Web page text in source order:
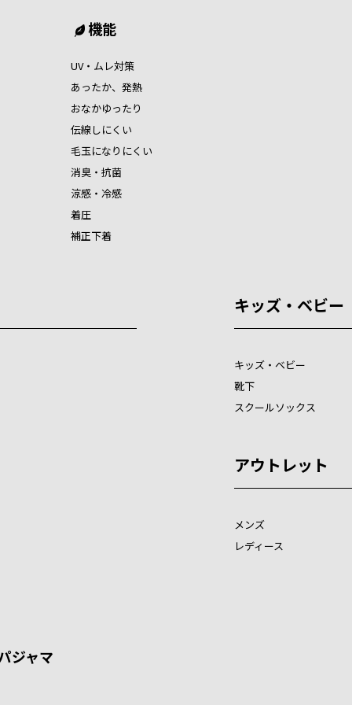
機能
UV・ムレ対策
あったか、発熱
おなかゆったり
伝線しにくい
毛玉になりにくい
消臭・抗菌
涼感・冷感
着圧
補正下着
ジャマ
キッズ・ベビー
キッズ・ベビー
靴下
スクールソックス
アウトレット
メンズ
レディース